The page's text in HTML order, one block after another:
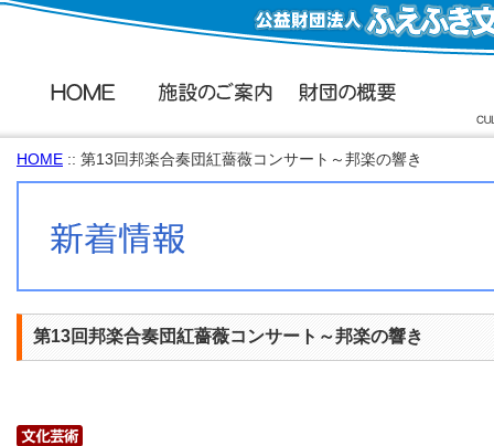
HOME :: 第13回邦楽合奏団紅薔薇コンサート～邦楽の響き
第13回邦楽合奏団紅薔薇コンサート～邦楽の響き